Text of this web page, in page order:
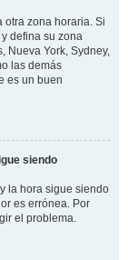
otra zona horaria. Si
defina su zona
Nueva York, Sydney,
las demás
es un buen
siendo
la hora sigue siendo
es errónea. Por
el problema.